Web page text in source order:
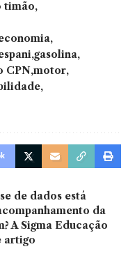
timão
gasolina
CPN motor
de dados está
da
A Sigma Educação
artigo